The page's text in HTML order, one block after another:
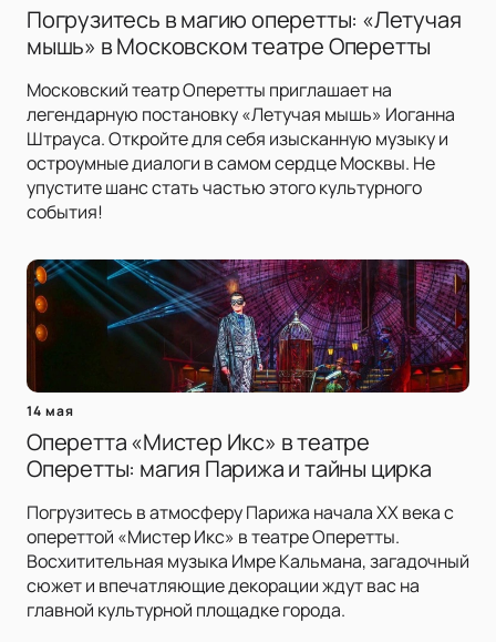
Погрузитесь в магию оперетты: «Летучая
мышь» в Московском театре Оперетты
Московский театр Оперетты приглашает на
легендарную постановку «Летучая мышь» Иоганна
Штрауса. Откройте для себя изысканную музыку и
остроумные диалоги в самом сердце Москвы. Не
упустите шанс стать частью этого культурного
события!
14 мая
Оперетта «Мистер Икс» в театре
Оперетты: магия Парижа и тайны цирка
Погрузитесь в атмосферу Парижа начала XX века с
опереттой «Мистер Икс» в театре Оперетты.
Восхитительная музыка Имре Кальмана, загадочный
сюжет и впечатляющие декорации ждут вас на
главной культурной площадке города.